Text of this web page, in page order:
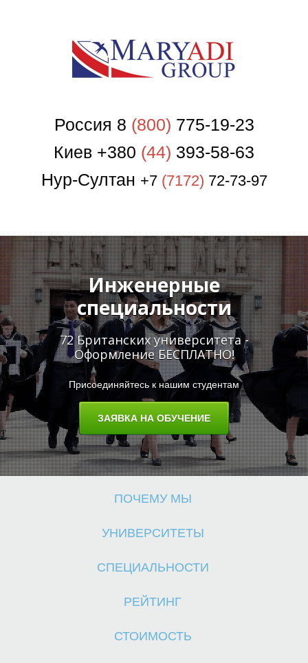
Россия 8 (800) 775-19-23
Киев +380 (44) 393-58-63
Нур-Султан +7 (7172) 72-73-97
Инженерные
специальности
72 Британских университета -
Оформление БЕСПЛАТНО!
Присоединяйтесь к нашим студентам
ЗАЯВКА НА ОБУЧЕНИЕ
ПОЧЕМУ МЫ
УНИВЕРСИТЕТЫ
СПЕЦИАЛЬНОСТИ
РЕЙТИНГ
СТОИМОСТЬ
П
О